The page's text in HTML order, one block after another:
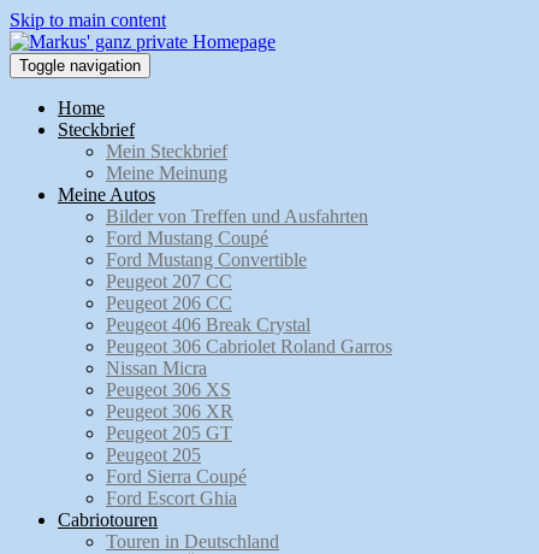
Skip to main content
Toggle navigation
Home
Steckbrief
Mein Steckbrief
Meine Meinung
Meine Autos
Bilder von Treffen und Ausfahrten
Ford Mustang Coupé
Ford Mustang Convertible
Peugeot 207 CC
Peugeot 206 CC
Peugeot 406 Break Crystal
Peugeot 306 Cabriolet Roland Garros
Nissan Micra
Peugeot 306 XS
Peugeot 306 XR
Peugeot 205 GT
Peugeot 205
Ford Sierra Coupé
Ford Escort Ghia
Cabriotouren
Touren in Deutschland